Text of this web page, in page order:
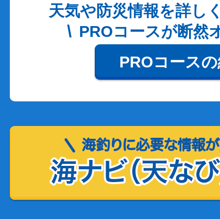
天気や防災情報を詳し
PROコースが断然
PROコース